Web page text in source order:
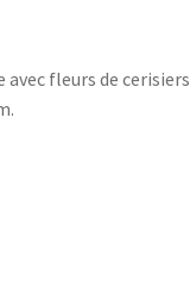
avec fleurs de cerisiers